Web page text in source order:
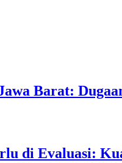
Barat:
di Evaluasi: